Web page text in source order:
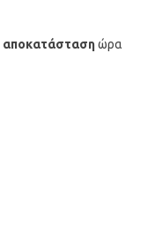
αποκατάστασηώρα